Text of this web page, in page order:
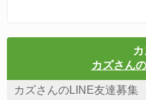
カズさん
カズさんのLINE友達募集